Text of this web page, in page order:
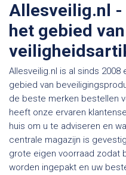
Allesveilig.nl
het gebied
Allesveilig.nl is al sinds
gebied van
de beste merken bestellen
heeft onze ervaren
huis om u te adviseren en
centrale magazijn is
grote eigen voorraad
worden ingepakt en uw